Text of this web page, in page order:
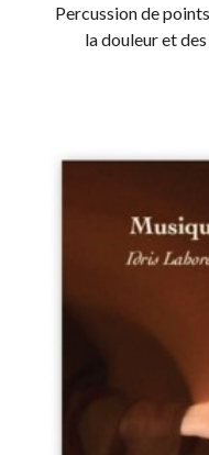
Percussion de
la douleur et